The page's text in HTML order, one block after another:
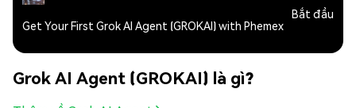
Get Your First Grok AI Agent (GROKAI) with Phemex
Bắt đầu
Grok AI Agent (GROKAI) là gì?